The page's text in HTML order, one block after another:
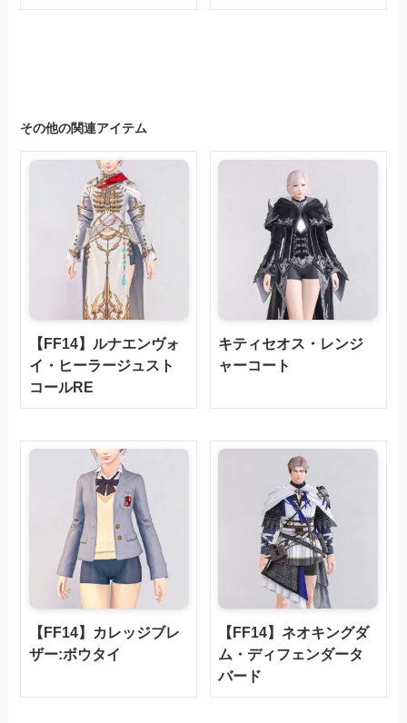
その他の関連アイテム
【FF14】ルナエンヴォ
イ・ヒーラージュスト
コールRE
キティセオス・レンジ
ャーコート
【FF14】カレッジブレ
ザー:ボウタイ
【FF14】ネオキングダ
ム・ディフェンダータ
バード